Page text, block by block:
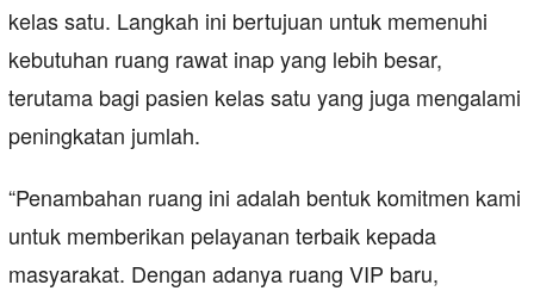
kelas satu. Langkah ini bertujuan untuk memenuhi
kebutuhan ruang rawat inap yang lebih besar,
terutama bagi pasien kelas satu yang juga mengalami
peningkatan jumlah.
“Penambahan ruang ini adalah bentuk komitmen kami
untuk memberikan pelayanan terbaik kepada
masyarakat. Dengan adanya ruang VIP baru,